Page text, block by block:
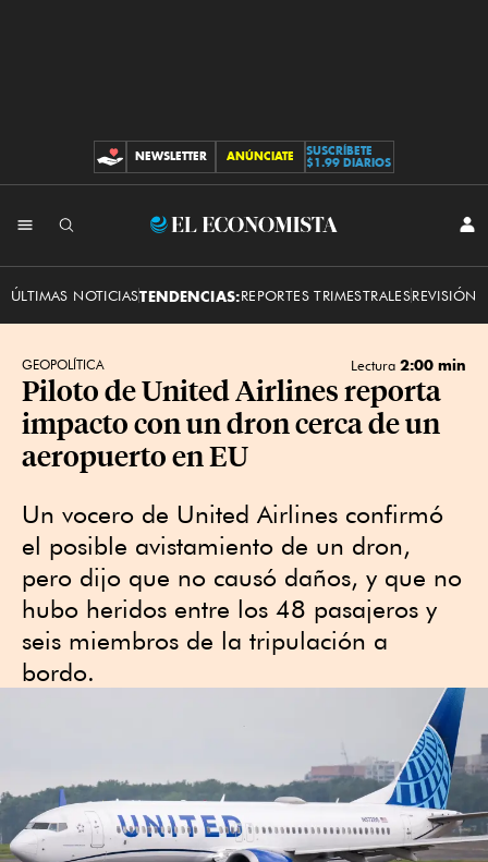
CONTRIBUCIONES
NEWSLETTER ANÚNCIATE
SUSCRÍBETE
$1.99 DIARIOS
El
ÚLTIMAS NOTICIASTENDENCIAS:REPORTES TRIMESTRALESREVISIÓN
GEOPOLÍTICA Lectura 2:00 min
Piloto de United Airlines reporta
impacto con un dron cerca de un
aeropuerto en EU
Un vocero de United Airlines confirmó
el posible avistamiento de un dron,
pero dijo que no causó daños, y que no
hubo heridos entre los 48 pasajeros y
seis miembros de la tripulación a
bordo.